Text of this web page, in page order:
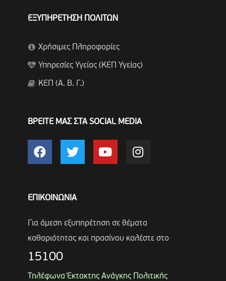
ΕΞΥΠΗΡΕΤΗΣΗ ΠΟΛΙΤΩΝ
Χρήσιμες Πληροφορίες
Υπηρεσίες Υγείας (ΚΕΠ Υγείας)
ΚΕΠ (Α. Β. Γ.)
ΒΡΕΙΤΕ ΜΑΣ ΣΤΑ SOCIAL MEDIA
ΕΠΙΚΟΙΝΩΝΙΑ
Για άμεση εξυπηρέτηση σε θέματα
καθαριότητας και πρασίνου καλέστε στο
15100
Τηλέφωνα Έκτακτης Ανάγκης Πολιτικής